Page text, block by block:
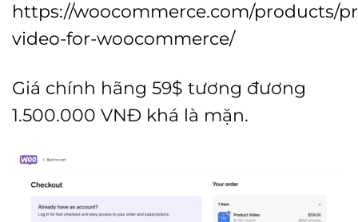
https://woocommerce.com/products/
video-for-woocommerce/
Giá chính hãng 59$ tương đương
1.500.000 VNĐ khá là mặn.